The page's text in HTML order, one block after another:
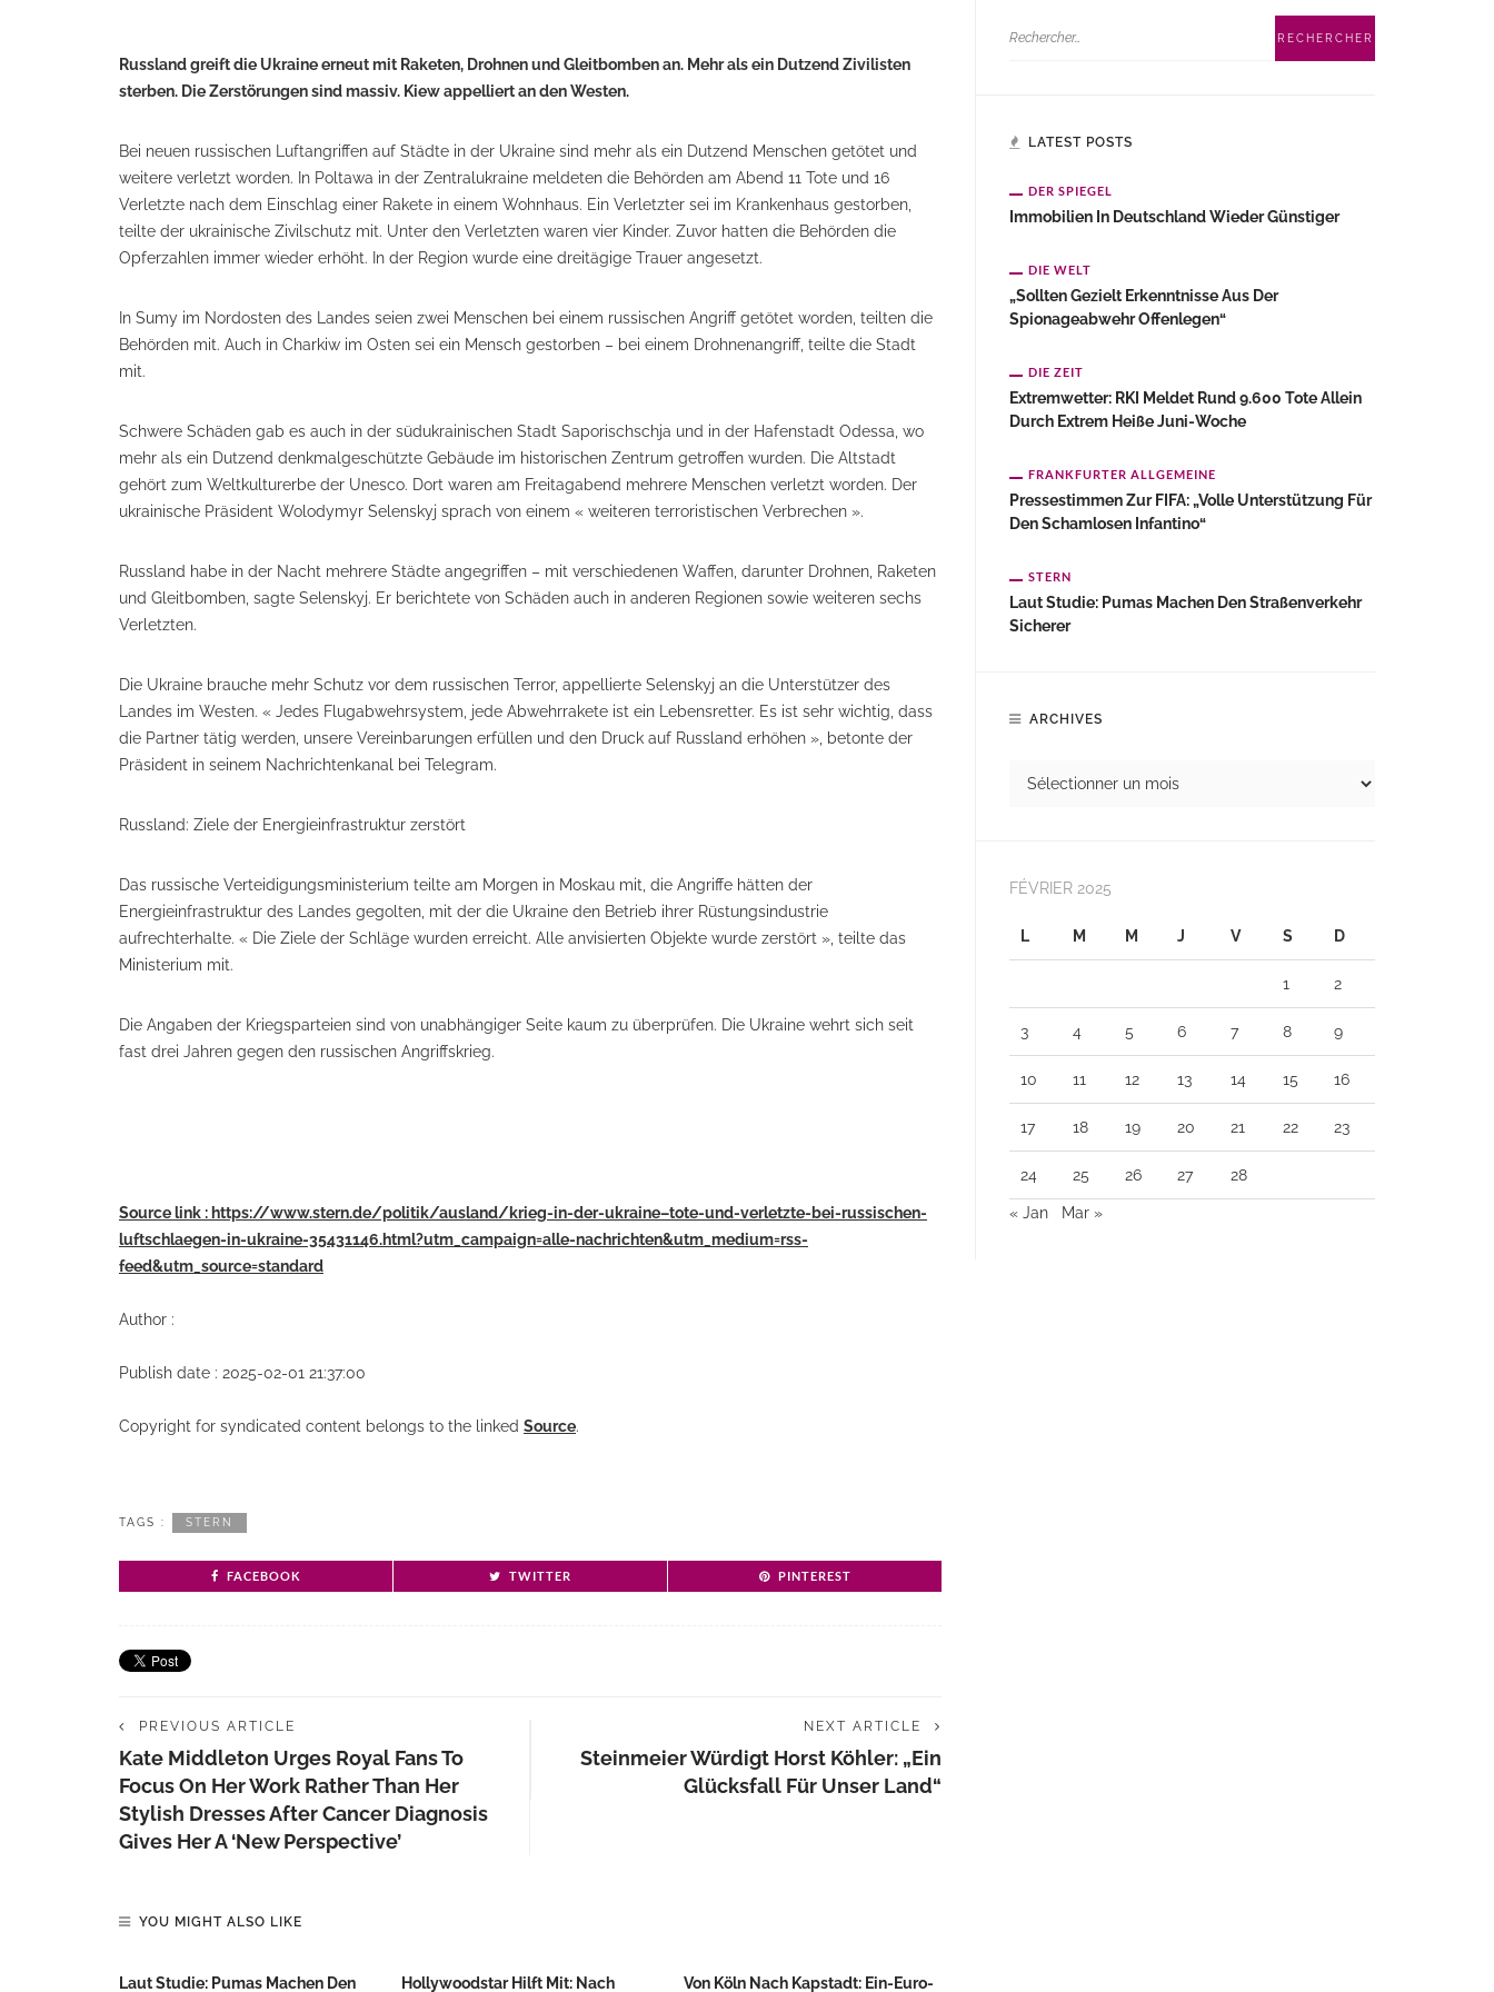
Russland greift die Ukraine erneut mit Raketen, Drohnen und Gleitbomben an. Mehr als ein Dutzend Zivilisten
sterben. Die Zerstörungen sind massiv. Kiew appelliert an den Westen.
Bei neuen russischen Luftangriffen auf Städte in der Ukraine sind mehr als ein Dutzend Menschen getötet und
weitere verletzt worden. In Poltawa in der Zentralukraine meldeten die Behörden am Abend 11 Tote und 16
Verletzte nach dem Einschlag einer Rakete in einem Wohnhaus. Ein Verletzter sei im Krankenhaus gestorben,
teilte der ukrainische Zivilschutz mit. Unter den Verletzten waren vier Kinder. Zuvor hatten die Behörden die
Opferzahlen immer wieder erhöht. In der Region wurde eine dreitägige Trauer angesetzt.
In Sumy im Nordosten des Landes seien zwei Menschen bei einem russischen Angriff getötet worden, teilten die
Behörden mit. Auch in Charkiw im Osten sei ein Mensch gestorben – bei einem Drohnenangriff, teilte die Stadt
mit.
Schwere Schäden gab es auch in der südukrainischen Stadt Saporischschja und in der Hafenstadt Odessa, wo
mehr als ein Dutzend denkmalgeschützte Gebäude im historischen Zentrum getroffen wurden. Die Altstadt
gehört zum Weltkulturerbe der Unesco. Dort waren am Freitagabend mehrere Menschen verletzt worden. Der
ukrainische Präsident Wolodymyr Selenskyj sprach von einem « weiteren terroristischen Verbrechen ».
Russland habe in der Nacht mehrere Städte angegriffen – mit verschiedenen Waffen, darunter Drohnen, Raketen
und Gleitbomben, sagte Selenskyj. Er berichtete von Schäden auch in anderen Regionen sowie weiteren sechs
Verletzten.
Die Ukraine brauche mehr Schutz vor dem russischen Terror, appellierte Selenskyj an die Unterstützer des
Landes im Westen. « Jedes Flugabwehrsystem, jede Abwehrrakete ist ein Lebensretter. Es ist sehr wichtig, dass
die Partner tätig werden, unsere Vereinbarungen erfüllen und den Druck auf Russland erhöhen », betonte der
Präsident in seinem Nachrichtenkanal bei Telegram.
Russland: Ziele der Energieinfrastruktur zerstört
Das russische Verteidigungsministerium teilte am Morgen in Moskau mit, die Angriffe hätten der
Energieinfrastruktur des Landes gegolten, mit der die Ukraine den Betrieb ihrer Rüstungsindustrie
aufrechterhalte. « Die Ziele der Schläge wurden erreicht. Alle anvisierten Objekte wurde zerstört », teilte das
Ministerium mit.
Die Angaben der Kriegsparteien sind von unabhängiger Seite kaum zu überprüfen. Die Ukraine wehrt sich seit
fast drei Jahren gegen den russischen Angriffskrieg.
Source link : https://www.stern.de/politik/ausland/krieg-in-der-ukraine–tote-und-verletzte-bei-russischen-
luftschlaegen-in-ukraine-35431146.html?utm_campaign=alle-nachrichten&utm_medium=rss-
feed&utm_source=standard
Author :
Publish date : 2025-02-01 21:37:00
Copyright for syndicated content belongs to the linked Source.
TAGS : STERN
FACEBOOK TWITTER PINTEREST
PREVIOUS ARTICLE
Kate Middleton Urges Royal Fans To
Focus On Her Work Rather Than Her
Stylish Dresses After Cancer Diagnosis
Gives Her A ‘new Perspective’
NEXT ARTICLE
Steinmeier Würdigt Horst Köhler: „Ein
Glücksfall Für Unser Land“
YOU MIGHT ALSO LIKE
Laut Studie: Pumas Machen Den Hollywoodstar Hilft Mit: Nach Von Köln Nach Kapstadt: Ein-Euro-
LATEST POSTS
DER SPIEGEL
Immobilien In Deutschland Wieder Günstiger
DIE WELT
„Sollten Gezielt Erkenntnisse Aus Der
Spionageabwehr Offenlegen“
DIE ZEIT
Extremwetter: RKI Meldet Rund 9.600 Tote Allein
Durch Extrem Heiße Juni-Woche
FRANKFURTER ALLGEMEINE
Pressestimmen Zur FIFA: „Volle Unterstützung Für
Den Schamlosen Infantino“
STERN
Laut Studie: Pumas Machen Den Straßenverkehr
Sicherer
ARCHIVES
FÉVRIER 2025
L M M J V S D
1 2
3 4 5 6 7 8 9
10 11 12 13 14 15 16
17 18 19 20 21 22 23
24 25 26 27 28
« Jan Mar »